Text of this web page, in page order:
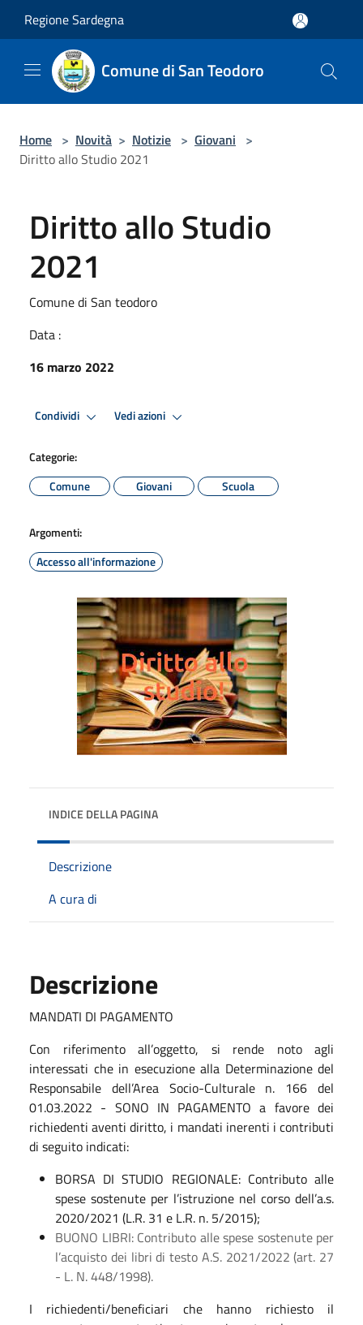
Regione Sardegna
Comune di San Teodoro
Home > Novità > Notizie > Giovani >
Diritto allo Studio 2021
Diritto allo Studio
2021
Comune di San teodoro
Data :
16 marzo 2022
Condividi Vedi azioni
Categorie:
Comune
Giovani Scuola
Argomenti:
Accesso all'informazione
INDICE DELLA PAGINA
Descrizione
A cura di
Descrizione
MANDATI DI PAGAMENTO
Con riferimento all’oggetto, si rende noto agli
interessati che in esecuzione alla Determinazione del
Responsabile dell’Area Socio-Culturale n. 166 del
01.03.2022 - SONO IN PAGAMENTO a favore dei
richiedenti aventi diritto, i mandati inerenti i contributi
di seguito indicati:
BORSA DI STUDIO REGIONALE: Contributo alle
spese sostenute per l’istruzione nel corso dell’a.s.
2020/2021 (L.R. 31 e L.R. n. 5/2015);
BUONO LIBRI: Contributo alle spese sostenute per
l’acquisto dei libri di testo A.S. 2021/2022 (art. 27
- L. N. 448/1998).
I richiedenti/beneficiari che hanno richiesto il